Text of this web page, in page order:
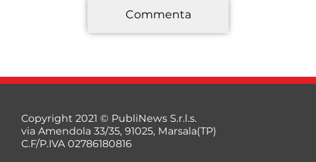
*
Commenta
Copyright 2021 © PubliNews S.r.l.s.
via Amendola 33/35, 91025, Marsala(TP)
C.F/P.IVA 02786180816